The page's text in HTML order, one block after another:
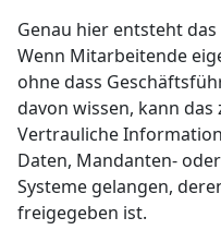
Genau hier entsteht
Wenn Mitarbeitende
ohne dass
davon wissen, kann
Vertrauliche
Daten, Mandanten-
Systeme gelangen,
freigegeben ist.